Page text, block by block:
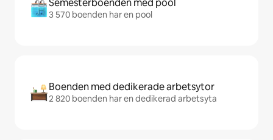
Semesterboenden med pool
3 570 boenden har en pool
Boenden med dedikerade arbetsytor
2 820 boenden har en dedikerad arbetsyta